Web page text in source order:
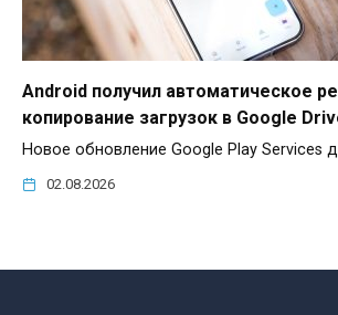
Android получил автоматическое
копирование загрузок в Google
Новое обновление Google Play Services
02.08.2026